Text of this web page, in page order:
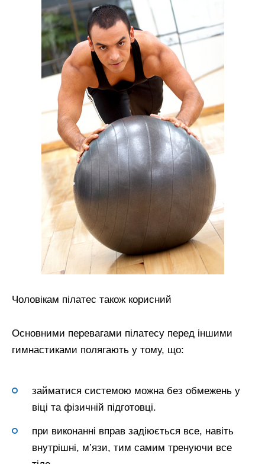
Чоловікам пілатес також корисний
Основними перевагами пілатесу перед іншими
гимнастиками полягають у тому, що:
займатися системою можна без обмежень у
віці та фізичній підготовці.
при виконанні вправ задіюється все, навіть
внутрішні, м’язи, тим самим тренуючи все